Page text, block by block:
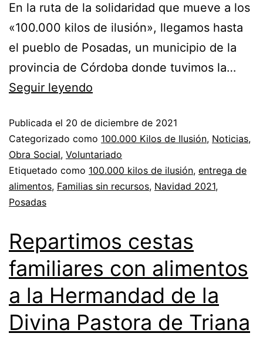
En la ruta de la solidaridad que mueve a los
«100.000 kilos de ilusión», llegamos hasta
el pueblo de Posadas, un municipio de la
provincia de Córdoba donde tuvimos la…
Seguir leyendo
Publicada el 20 de diciembre de 2021
Categorizado como 100.000 Kilos de Ilusión, Noticias,
Obra Social, Voluntariado
Etiquetado como 100.000 kilos de ilusión, entrega de
alimentos, Familias sin recursos, Navidad 2021,
Posadas
Repartimos cestas
familiares con alimentos
a la Hermandad de la
Divina Pastora de Triana